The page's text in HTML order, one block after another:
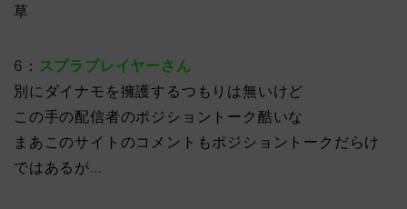
草
6： スプラプレイヤーさん
別にダイナモを擁護するつもりは無いけど
この手の配信者のポジショントーク酷いな
まあこのサイトのコメントもポジショントークだらけ
ではあるが…